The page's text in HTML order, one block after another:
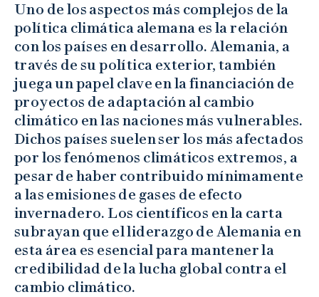
Uno de los aspectos más complejos de la
política climática alemana es la relación
con los países en desarrollo. Alemania, a
través de su política exterior, también
juega un papel clave en la financiación de
proyectos de adaptación al cambio
climático en las naciones más vulnerables.
Dichos países suelen ser los más afectados
por los fenómenos climáticos extremos, a
pesar de haber contribuido mínimamente
a las emisiones de gases de efecto
invernadero. Los científicos en la carta
subrayan que el liderazgo de Alemania en
esta área es esencial para mantener la
credibilidad de la lucha global contra el
cambio climático.